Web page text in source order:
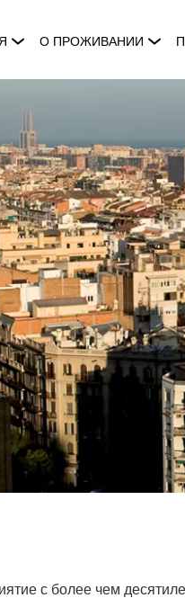
О ПРОЖИВАНИИ
с более чем